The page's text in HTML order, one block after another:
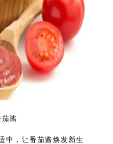
酱
中，让番茄酱焕发新生